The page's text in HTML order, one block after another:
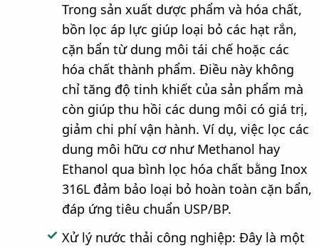
Trong sản xuất dược phẩm và hóa chất,
bồn lọc áp lực giúp loại bỏ các hạt rắn,
cặn bẩn từ dung môi tái chế hoặc các
hóa chất thành phẩm. Điều này không
chỉ tăng độ tinh khiết của sản phẩm mà
còn giúp thu hồi các dung môi có giá trị,
giảm chi phí vận hành. Ví dụ, việc lọc các
dung môi hữu cơ như Methanol hay
Ethanol qua bình lọc hóa chất bằng Inox
316L đảm bảo loại bỏ hoàn toàn cặn bẩn,
đáp ứng tiêu chuẩn USP/BP.
Xử lý nước thải công nghiệp: Đây là một